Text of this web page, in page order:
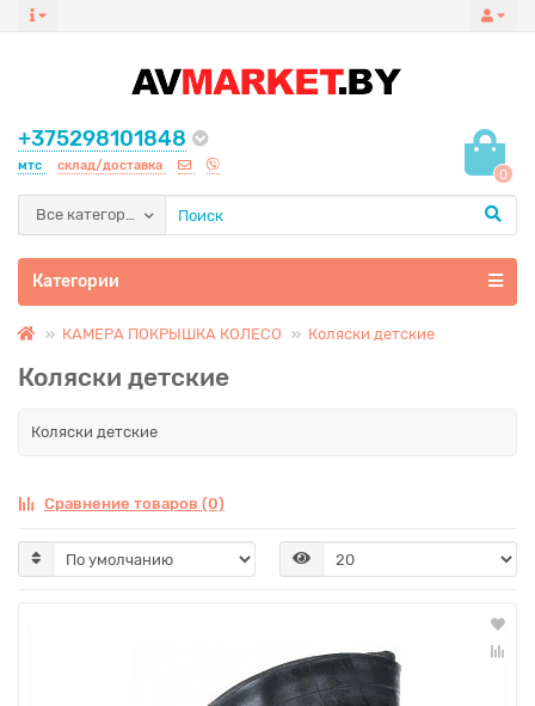
+375298101848
мтс склад/доставка
0
Все категории
Категории
КАМЕРА ПОКРЫШКА КОЛЕСО Коляски детские
Коляски детские
Коляски детские
Сравнение товаров (0)